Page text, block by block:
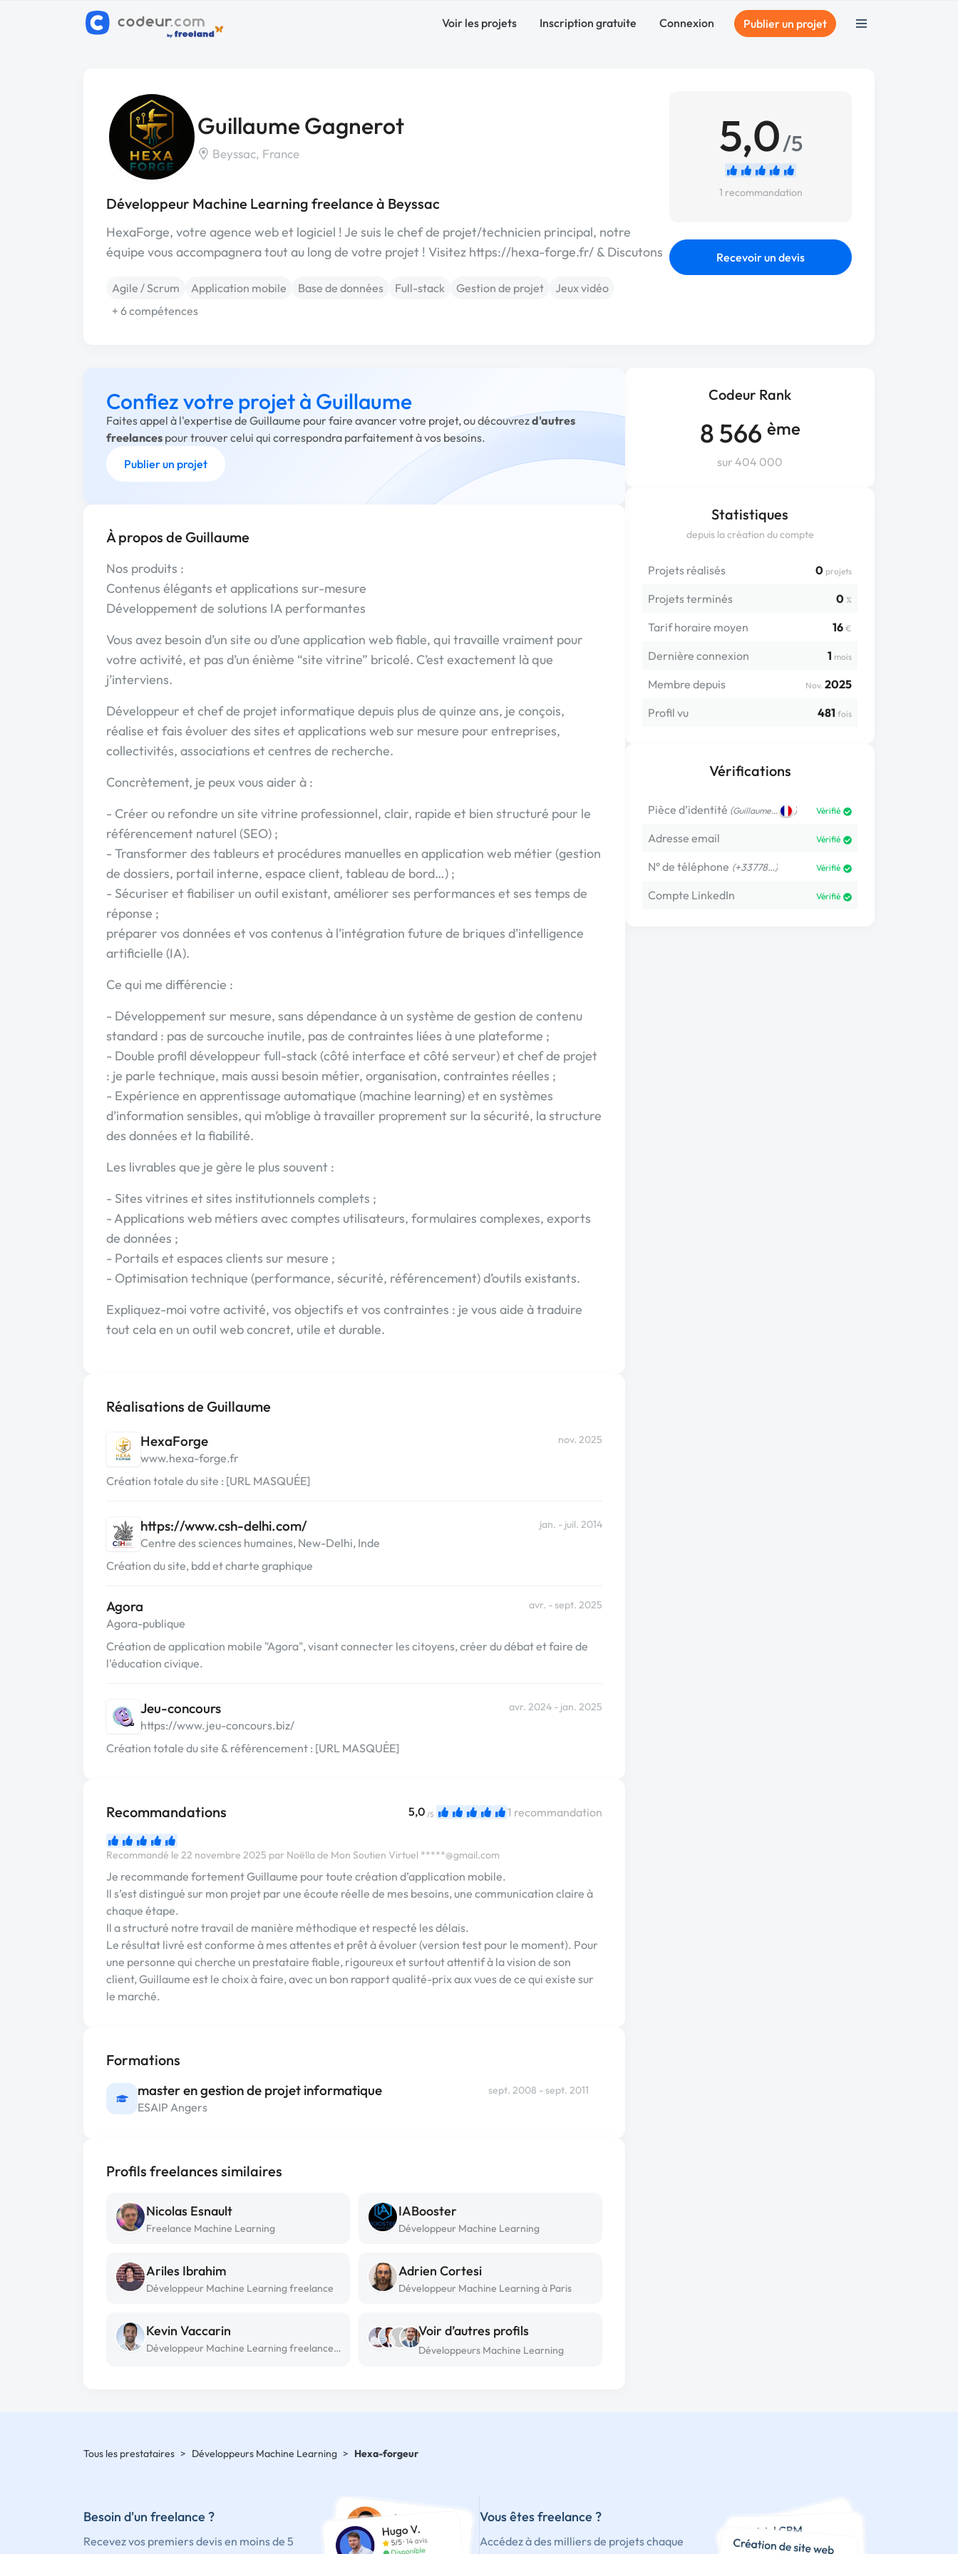
Voir les projets Inscription gratuite Connexion Publier un projet
Guillaume Gagnerot
Beyssac, France
Développeur Machine Learning freelance à Beyssac
HexaForge, votre agence web et logiciel ! Je suis le chef de projet/technicien principal, notre
équipe vous accompagnera tout au long de votre projet ! Visitez https://hexa-forge.fr/ & Discutons
Agile / Scrum Application mobile Base de données Full-stack Gestion de projet
Jeux vidéo
+ 6 compétences
5,0/5
1 recommandation
Recevoir un devis
Codeur Rank
8 566 ème
sur 404 000
Statistiques
depuis la création du compte
Projets réalisés 0 projets
Projets terminés 0 %
Tarif horaire moyen 16 €
Dernière connexion 1 mois
Membre depuis Nov. 2025
Profil vu
481 fois
Vérifications
Pièce d’identité (Guillaume… ) Vérifié
Adresse email Vérifié
N° de téléphone (+33778…) Vérifié
Compte LinkedIn Vérifié
Confiez votre projet à Guillaume
Faites appel à l'expertise de Guillaume pour faire avancer votre projet, ou découvrezd'autres
freelances pour trouver celui qui correspondra parfaitement à vos besoins.
Publier un projet
À propos de Guillaume
Nos produits :
Contenus élégants et applications sur-mesure
Développement de solutions IA performantes
Vous avez besoin d’un site ou d’une application web fiable, qui travaille vraiment pour
votre activité, et pas d’un énième “site vitrine” bricolé. C’est exactement là que
j’interviens.
Développeur et chef de projet informatique depuis plus de quinze ans, je conçois,
réalise et fais évoluer des sites et applications web sur mesure pour entreprises,
collectivités, associations et centres de recherche.
Concrètement, je peux vous aider à :
- Créer ou refondre un site vitrine professionnel, clair, rapide et bien structuré pour le
référencement naturel (SEO) ;
- Transformer des tableurs et procédures manuelles en application web métier (gestion
de dossiers, portail interne, espace client, tableau de bord…) ;
- Sécuriser et fiabiliser un outil existant, améliorer ses performances et ses temps de
réponse ;
préparer vos données et vos contenus à l’intégration future de briques d’intelligence
artificielle (IA).
Ce qui me différencie :
- Développement sur mesure, sans dépendance à un système de gestion de contenu
standard : pas de surcouche inutile, pas de contraintes liées à une plateforme ;
- Double profil développeur full-stack (côté interface et côté serveur) et chef de projet
: je parle technique, mais aussi besoin métier, organisation, contraintes réelles ;
- Expérience en apprentissage automatique (machine learning) et en systèmes
d’information sensibles, qui m’oblige à travailler proprement sur la sécurité, la structure
des données et la fiabilité.
Les livrables que je gère le plus souvent :
- Sites vitrines et sites institutionnels complets ;
- Applications web métiers avec comptes utilisateurs, formulaires complexes, exports
de données ;
- Portails et espaces clients sur mesure ;
- Optimisation technique (performance, sécurité, référencement) d’outils existants.
Expliquez-moi votre activité, vos objectifs et vos contraintes : je vous aide à traduire
tout cela en un outil web concret, utile et durable.
Réalisations de Guillaume
HexaForge
www.hexa-forge.fr
nov. 2025
Création totale du site : [URL MASQUÉE]
https://www.csh-delhi.com/
Centre des sciences humaines, New-Delhi, Inde
jan. - juil. 2014
Création du site, bdd et charte graphique
Agora
Agora-publique
avr. - sept. 2025
Création de application mobile "Agora", visant connecter les citoyens, créer du débat et faire de
l'éducation civique.
Jeu-concours
https://www.jeu-concours.biz/
avr. 2024 - jan. 2025
Création totale du site & référencement : [URL MASQUÉE]
Recommandations 5,0 /5 1 recommandation
Recommandé le 22 novembre 2025 par Noëlla de Mon Soutien Virtuel *****@gmail.com
Je recommande fortement Guillaume pour toute création d’application mobile.
Il s’est distingué sur mon projet par une écoute réelle de mes besoins, une communication claire à
chaque étape.
Il a structuré notre travail de manière méthodique et respecté les délais.
Le résultat livré est conforme à mes attentes et prêt à évoluer (version test pour le moment). Pour
une personne qui cherche un prestataire fiable, rigoureux et surtout attentif à la vision de son
client, Guillaume est le choix à faire, avec un bon rapport qualité-prix aux vues de ce qui existe sur
le marché.
Formations
master en gestion de projet informatique
ESAIP Angers
sept. 2008 - sept. 2011
Profils freelances similaires
Nicolas Esnault
Freelance Machine Learning
IABooster
Développeur Machine Learning
Ariles Ibrahim
Développeur Machine Learning freelance
Adrien Cortesi
Développeur Machine Learning à Paris
Kevin Vaccarin
Développeur Machine Learning freelance à Paris
Voir d’autres profils
Développeurs Machine Learning
Tous les prestataires > Développeurs Machine Learning > Hexa-forgeur
Besoin d'un freelance ?
Recevez vos premiers devis en moins de 5
Vous êtes freelance ?
Accédez à des milliers de projets chaque